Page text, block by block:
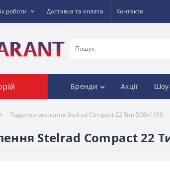
роботи Доставка та оплата Контакти
Бренди Акції
Радіатор опалення Stelrad Compact 22 Тип 500х1100
Stelrad Compact 22